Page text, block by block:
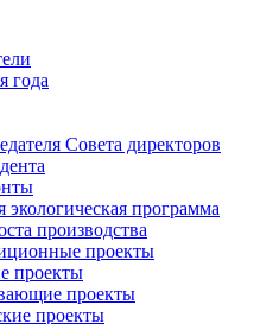
года
Совета директоров
экологическая программа
производства
проекты
проекты
проекты
проекты